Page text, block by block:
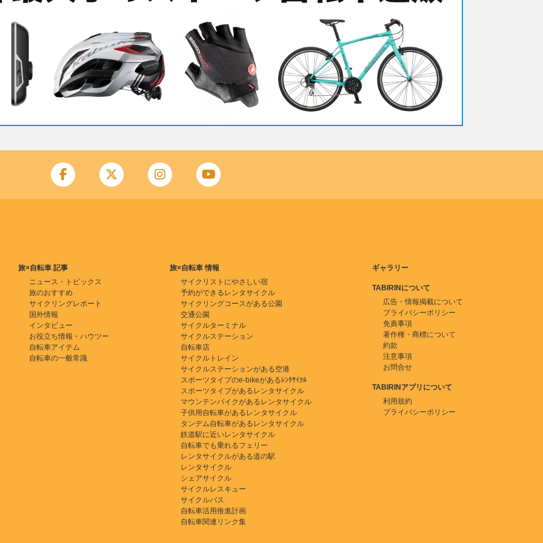
旅×自転車 記事
ニュース・トピックス
旅のおすすめ
サイクリングレポート
国外情報
インタビュー
お役立ち情報・ハウツー
自転車アイテム
自転車の一般常識
旅×自転車 情報
サイクリストにやさしい宿
予約ができるレンタサイクル
サイクリングコースがある公園
交通公園
サイクルターミナル
サイクルステーション
自転車店
サイクルトレイン
サイクルステーションがある空港
スポーツタイプのe-bikeがあるﾚﾝﾀｻｲｸﾙ
スポーツタイプがあるレンタサイクル
マウンテンバイクがあるレンタサイクル
子供用自転車があるレンタサイクル
タンデム自転車があるレンタサイクル
鉄道駅に近いレンタサイクル
自転車でも乗れるフェリー
レンタサイクルがある道の駅
レンタサイクル
シェアサイクル
サイクルレスキュー
サイクルバス
自転車活用推進計画
自転車関連リンク集
ギャラリー
TABIRINについて
広告・情報掲載について
プライバシーポリシー
免責事項
著作権・商標について
約款
注意事項
お問合せ
TABIRINアプリについて
利用規約
プライバシーポリシー